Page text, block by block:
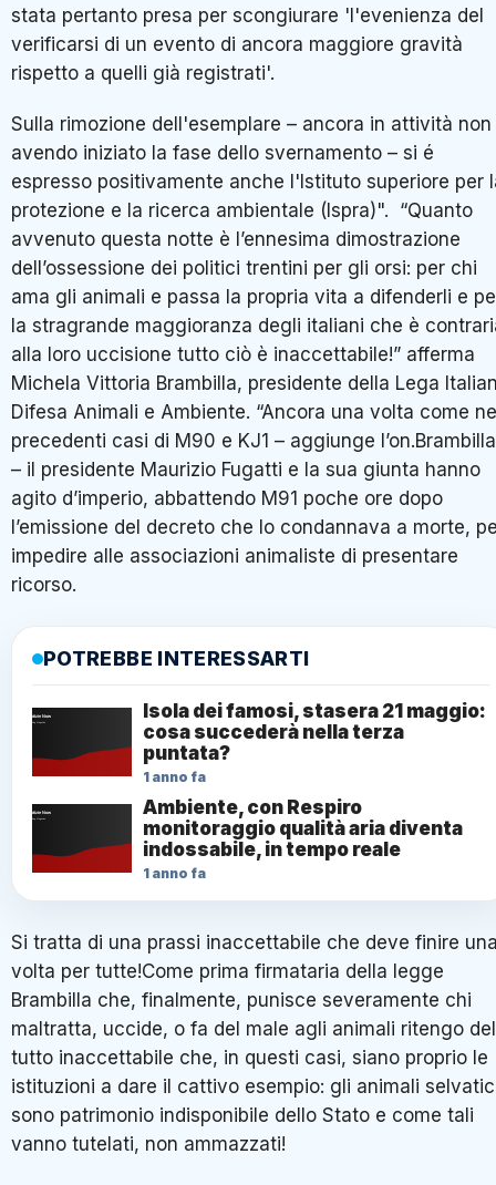
stata pertanto presa per scongiurare 'l'evenienza del
verificarsi di un evento di ancora maggiore gravità
rispetto a quelli già registrati'.
Sulla rimozione dell'esemplare – ancora in attività non
avendo iniziato la fase dello svernamento – si é
espresso positivamente anche l'Istituto superiore per
protezione e la ricerca ambientale (Ispra)". “Quanto
avvenuto questa notte è l’ennesima dimostrazione
dell’ossessione dei politici trentini per gli orsi: per chi
ama gli animali e passa la propria vita a difenderli e
la stragrande maggioranza degli italiani che è
alla loro uccisione tutto ciò è inaccettabile!” afferma
Michela Vittoria Brambilla, presidente della Lega
Difesa Animali e Ambiente. “Ancora una volta come
precedenti casi di M90 e KJ1 – aggiunge l’on.Brambilla
– il presidente Maurizio Fugatti e la sua giunta hanno
agito d’imperio, abbattendo M91 poche ore dopo
l’emissione del decreto che lo condannava a morte,
impedire alle associazioni animaliste di presentare
ricorso.
POTREBBE INTERESSARTI
Isola dei famosi, stasera 21 maggio:
cosa succederà nella terza
puntata?
1 anno fa
Ambiente, con Respiro
monitoraggio qualità aria diventa
indossabile, in tempo reale
1 anno fa
Si tratta di una prassi inaccettabile che deve finire
volta per tutte!Come prima firmataria della legge
Brambilla che, finalmente, punisce severamente chi
maltratta, uccide, o fa del male agli animali ritengo del
tutto inaccettabile che, in questi casi, siano proprio le
istituzioni a dare il cattivo esempio: gli animali
sono patrimonio indisponibile dello Stato e come tali
vanno tutelati, non ammazzati!